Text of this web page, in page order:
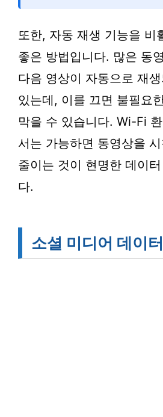
또한, 자동 재생 기능을 비
좋은 방법입니다. 많은 동
다음 영상이 자동으로 재
있는데, 이를 끄면 불필요
막을 수 있습니다. Wi-Fi
서는 가능하면 동영상을
줄이는 것이 현명한 데이
다.
소셜 미디어 데이